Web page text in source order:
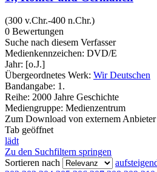
(300 v.Chr.-400 n.Chr.)
0 Bewertungen
Suche nach diesem Verfasser
Medienkennzeichen: DVD/E
Jahr: [o.J.]
Übergeordnetes Werk: Wir Deutschen
Bandangabe: 1.
Reihe: 2000 Jahre Geschichte
Mediengruppe: Medienzentrum
Zum Download von externem
Tab geöffnet
lädt
Zu den Suchfiltern springen
Sortieren nach